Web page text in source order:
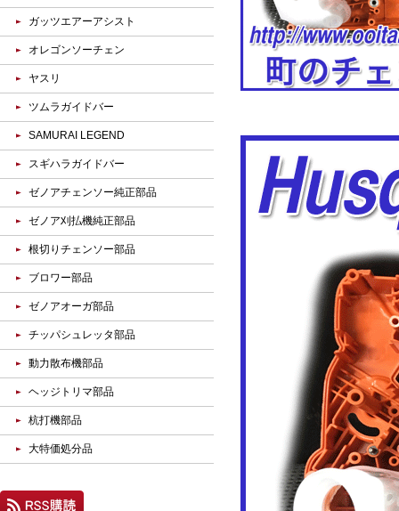
ガッツエアーアシスト
オレゴンソーチェン
ヤスリ
ツムラガイドバー
SAMURAI LEGEND
スギハラガイドバー
ゼノアチェンソー純正部品
ゼノア刈払機純正部品
根切りチェンソー部品
ブロワー部品
ゼノアオーガ部品
チッパシュレッタ部品
動力散布機部品
ヘッジトリマ部品
杭打機部品
大特価処分品